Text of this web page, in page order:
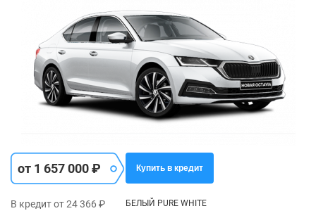
от 1 657 000 ₽
В кредит от 24 366 ₽
Купить в кредит
БЕЛЫЙ PURE WHITE